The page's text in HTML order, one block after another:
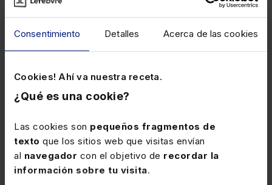
Consentimiento Detalles Acerca de las cookies
Cookies! Ahí va nuestra receta.
¿Qué es una cookie?
Las cookies son pequeños fragmentos de
texto que los sitios web que visitas envían
al navegador con el objetivo de recordar la
información sobre tu visita.